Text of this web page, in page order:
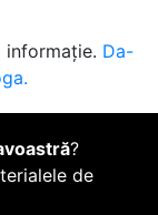
informație. Da-
?
de